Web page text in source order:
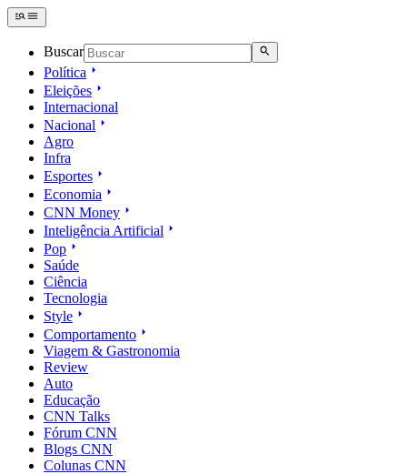
Buscar
Política
Eleições
Internacional
Nacional
Agro
Infra
Esportes
Economia
CNN Money
Inteligência Artificial
Pop
Saúde
Ciência
Tecnologia
Style
Comportamento
Viagem & Gastronomia
Review
Auto
Educação
CNN Talks
Fórum CNN
Blogs CNN
Colunas CNN